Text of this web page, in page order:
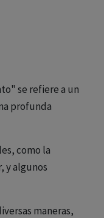
se refiere a un
profunda
como la
y algunos
maneras,